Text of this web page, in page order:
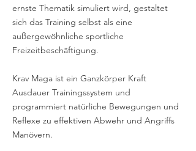
ernste Thematik simuliert wird, gestaltet
sich das Training selbst als eine
außergewöhnliche sportliche
Freizeitbeschäftigung.
Krav Maga ist ein Ganzkörper Kraft
Ausdauer Trainingssystem und
programmiert natürliche Bewegungen und
Reflexe zu effektiven Abwehr und Angriffs
Manövern.